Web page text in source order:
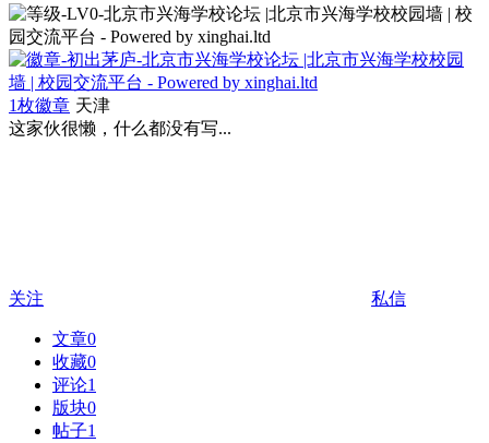
1枚徽章 天津
这家伙很懒，什么都没有写...
关注 私信
文章0
收藏0
评论1
版块0
帖子1